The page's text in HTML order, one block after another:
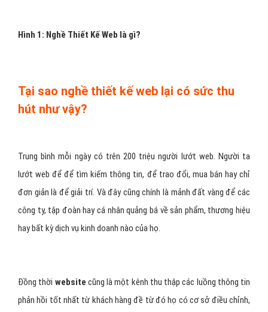
Hình 1: Nghề Thiết Kế Web là gì?
Tại sao nghề thiết kế web lại có sức thu
hút như vậy?
Trung bình mỗi ngày có trên 200 triệu người lướt web. Người ta
lướt web để để tìm kiếm thông tin, để trao đổi, mua bán hay chỉ
đơn giản là để giải trí. Và đây cũng chính là mảnh đất vàng để các
công ty, tập đoàn hay cá nhân quảng bá về sản phẩm, thương hiệu
hay bất kỳ dịch vụ kinh doanh nào của họ.
Đồng thời website cũng là một kênh thu thập các luồng thông tin
phản hồi tốt nhất từ khách hàng đề từ đó họ có cơ sở điều chỉnh,